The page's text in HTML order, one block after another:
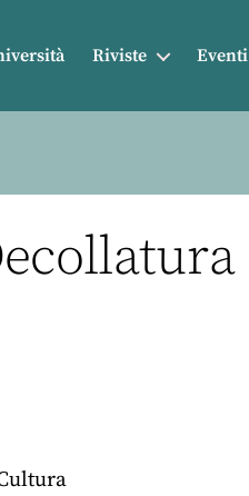
Riviste Eventi